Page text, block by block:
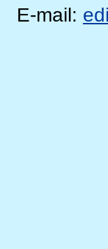
E-mail: